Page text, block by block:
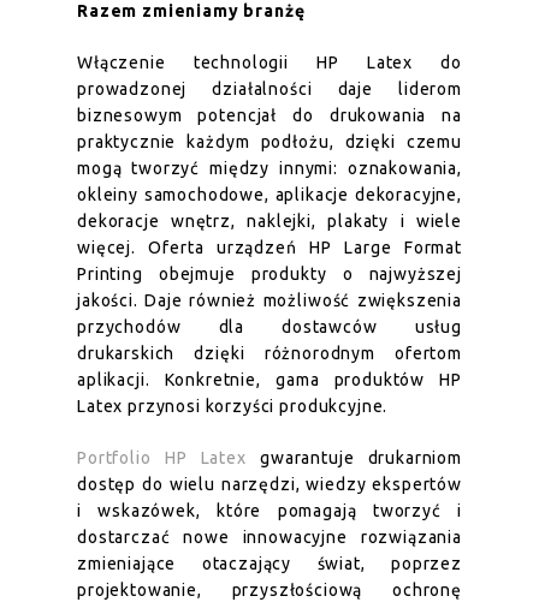
Razem zmieniamy branżę
Włączenie technologii HP Latex do
prowadzonej działalności daje liderom
biznesowym potencjał do drukowania na
praktycznie każdym podłożu, dzięki czemu
mogą tworzyć między innymi: oznakowania,
okleiny samochodowe, aplikacje dekoracyjne,
dekoracje wnętrz, naklejki, plakaty i wiele
więcej. Oferta urządzeń HP Large Format
Printing obejmuje produkty o najwyższej
jakości. Daje również możliwość zwiększenia
przychodów dla dostawców usług
drukarskich dzięki różnorodnym ofertom
aplikacji. Konkretnie, gama produktów HP
Latex przynosi korzyści produkcyjne.
Portfolio HP Latex gwarantuje drukarniom
dostęp do wielu narzędzi, wiedzy ekspertów
i wskazówek, które pomagają tworzyć i
dostarczać nowe innowacyjne rozwiązania
zmieniające otaczający świat, poprzez
projektowanie, przyszłościową ochronę